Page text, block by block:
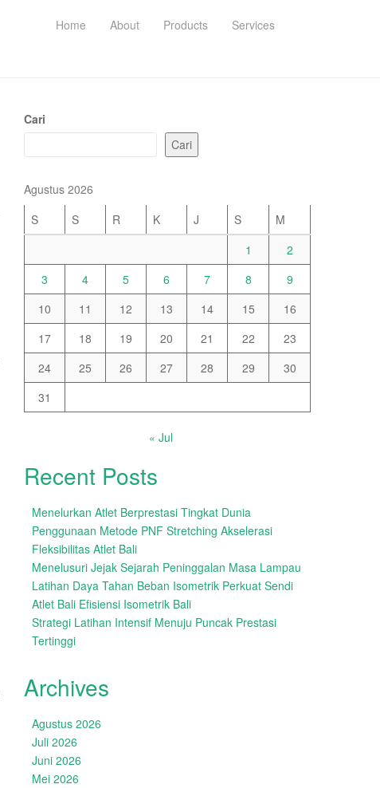
Home About Products Services
Cari
Cari
Agustus 2026
S
S R K J S
M
1
2
3
4 5 6 7 8
9
10
11 12 13 14 15
16
17
18 19 20 21 22
23
24
25 26 27 28 29
30
31
« Jul
Recent Posts
Menelurkan Atlet Berprestasi Tingkat Dunia
Penggunaan Metode PNF Stretching Akselerasi
Fleksibilitas Atlet Bali
Menelusuri Jejak Sejarah Peninggalan Masa Lampau
Latihan Daya Tahan Beban Isometrik Perkuat Sendi
Atlet Bali Efisiensi Isometrik Bali
Strategi Latihan Intensif Menuju Puncak Prestasi
Tertinggi
Archives
Agustus 2026
Juli 2026
Juni 2026
Mei 2026